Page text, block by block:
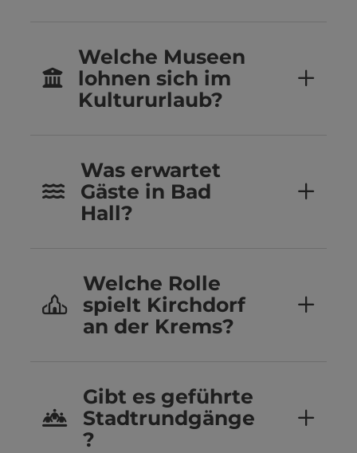
Welche Museen
lohnen sich im
Kultururlaub?
Was erwartet
Gäste in Bad
Hall?
Welche Rolle
spielt Kirchdorf
an der Krems?
Gibt es geführte
Stadtrundgänge
?